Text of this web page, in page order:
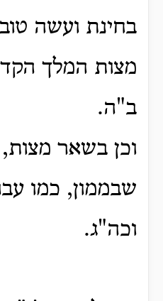
בחינת ועשה
מצות המלך
ב"ה.
וכן בשאר
שבממון, כמו
וכה"ג.